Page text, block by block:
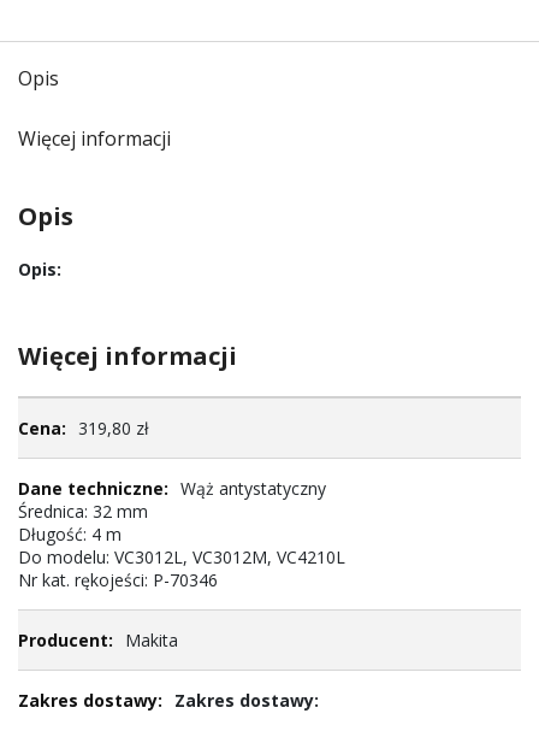
Opis
Więcej informacji
Opis
Opis:
Więcej informacji
informacji319,80 zł
Wąż antystatyczny
Średnica: 32 mm
Długość: 4 m
Do modelu: VC3012L, VC3012M, VC4210L
Nr kat. rękojeści: P-70346
Makita
Zakres dostawy: